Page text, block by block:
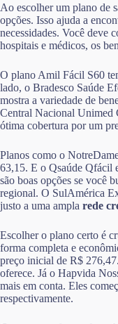
Ao escolher um plano de
opções. Isso ajuda a
necessidades. Você deve
hospitais e médicos, os
O plano Amil Fácil S60
lado, o Bradesco Saúde
mostra a variedade de
Central Nacional Unimed
ótima cobertura por um
Planos como o
63,15. E o Qsaúde Qfácil
são boas opções se você
regional. O SulAmérica
justo a uma ampla rede
Escolher o plano certo é
forma completa e
preço inicial de R$
oferece. Já o Hapvida
mais em conta. Eles
respectivamente.